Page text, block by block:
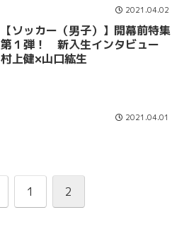
2021.04.02
【ソッカー（男子）】開幕前特集
第１弾！ 新入生インタビュー
村上健×山口紘生
2021.04.01
1 2